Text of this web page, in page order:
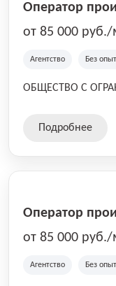
Оператор
от 85 000 руб./
Агентство Без
ОБЩЕСТВО С
Подробнее
Оператор
от 85 000 руб./
Агентство Без